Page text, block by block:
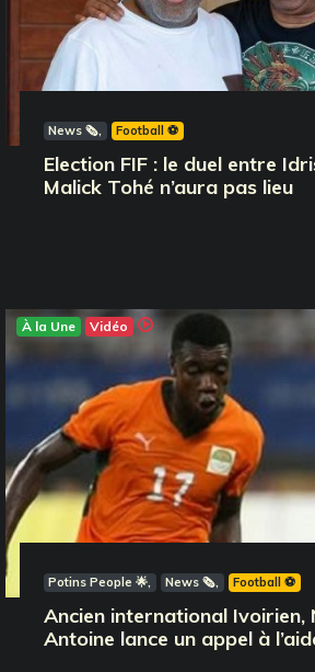
News 🗞️ Football ⚽️
Election FIF : le duel entre
Malick Tohé n’aura pas lieu
À la Une Vidéo
Potins People 🌟 News 🗞️ Football ⚽️
Ancien international Ivoirien,
Antoine lance un appel à